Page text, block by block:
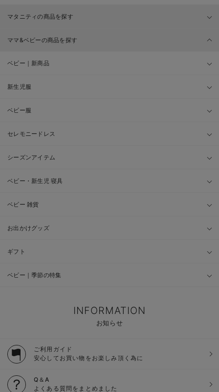
マタニティの商品を探す
ママ&ベビーの商品を探す
ベビー｜新商品
新生児服
ベビー服
セレモニードレス
シーズンアイテム
ベビー・新生児 寝具
ベビー 雑貨
お出かけグッズ
ギフト
ベビー｜季節の特集
INFORMATION
お知らせ
ご利用ガイド
安心してお買い物をお楽しみ頂く為に
Q＆A
よくある質問をまとめました